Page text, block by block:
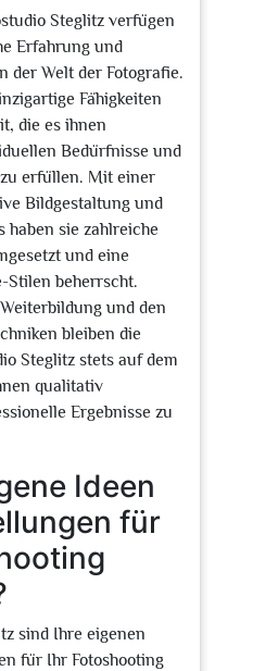
Steglitz verfügen
Erfahrung und
der Welt der Fotografie.
Fähigkeiten
die es ihnen
Bedürfnisse und
erfüllen. Mit einer
Bildgestaltung und
haben sie zahlreiche
und eine
Stilen beherrscht.
und den
bleiben die
Steglitz stets auf dem
qualitativ
Ergebnisse zu
Ideen
für
sind Ihre eigenen
für Ihr Fotoshooting